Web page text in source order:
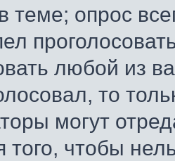
теме; опрос
любой из
то
могут
того, чтобы